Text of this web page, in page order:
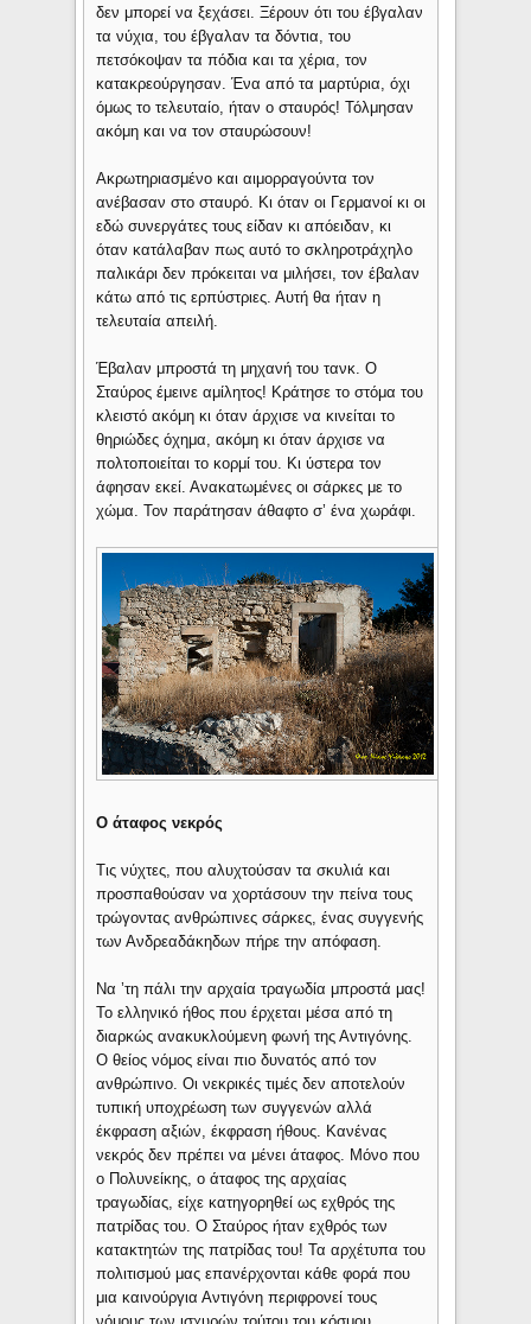
δεν μπορεί να ξεχάσει. Ξέρουν ότι του έβγαλαν
τα νύχια, του έβγαλαν τα δόντια, του
πετσόκοψαν τα πόδια και τα χέρια, τον
κατακρεούργησαν. Ένα από τα μαρτύρια, όχι
όμως το τελευταίο, ήταν ο σταυρός! Τόλμησαν
ακόμη και να τον σταυρώσουν!
Ακρωτηριασμένο και αιμορραγούντα τον
ανέβασαν στο σταυρό. Κι όταν οι Γερμανοί κι οι
εδώ συνεργάτες τους είδαν κι απόειδαν, κι
όταν κατάλαβαν πως αυτό το σκληροτράχηλο
παλικάρι δεν πρόκειται να μιλήσει, τον έβαλαν
κάτω από τις ερπύστριες. Αυτή θα ήταν η
τελευταία απειλή.
Έβαλαν μπροστά τη μηχανή του τανκ. Ο
Σταύρος έμεινε αμίλητος! Κράτησε το στόμα του
κλειστό ακόμη κι όταν άρχισε να κινείται το
θηριώδες όχημα, ακόμη κι όταν άρχισε να
πολτοποιείται το κορμί του. Κι ύστερα τον
άφησαν εκεί. Ανακατωμένες οι σάρκες με το
χώμα. Τον παράτησαν άθαφτο σ’ ένα χωράφι.
Ο άταφος νεκρός
Τις νύχτες, που αλυχτούσαν τα σκυλιά και
προσπαθούσαν να χορτάσουν την πείνα τους
τρώγοντας ανθρώπινες σάρκες, ένας συγγενής
των Ανδρεαδάκηδων πήρε την απόφαση.
Να ’τη πάλι την αρχαία τραγωδία μπροστά μας!
Το ελληνικό ήθος που έρχεται μέσα από τη
διαρκώς ανακυκλούμενη φωνή της Αντιγόνης.
Ο θείος νόμος είναι πιο δυνατός από τον
ανθρώπινο. Οι νεκρικές τιμές δεν αποτελούν
τυπική υποχρέωση των συγγενών αλλά
έκφραση αξιών, έκφραση ήθους. Κανένας
νεκρός δεν πρέπει να μένει άταφος. Μόνο που
ο Πολυνείκης, ο άταφος της αρχαίας
τραγωδίας, είχε κατηγορηθεί ως εχθρός της
πατρίδας του. Ο Σταύρος ήταν εχθρός των
κατακτητών της πατρίδας του! Τα αρχέτυπα του
πολιτισμού μας επανέρχονται κάθε φορά που
μια καινούργια Αντιγόνη περιφρονεί τους